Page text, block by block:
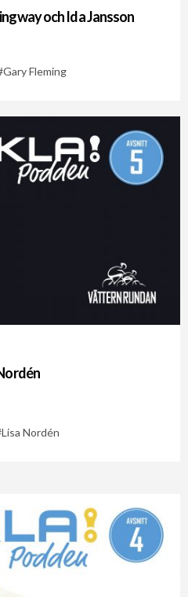
och Ida Jansson
Gary Fleming
Lisa Nordén